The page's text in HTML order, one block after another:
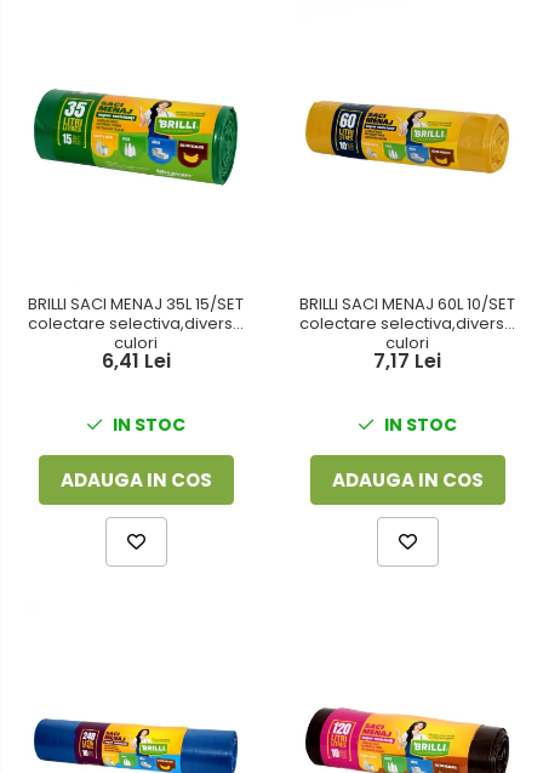
BRILLI SACI MENAJ 35L 15/SET
colectare selectiva,diverse
culori
6,41 Lei
IN STOC
ADAUGA IN COS
BRILLI SACI MENAJ 60L 10/SET
colectare selectiva,diverse
culori
7,17 Lei
IN STOC
ADAUGA IN COS